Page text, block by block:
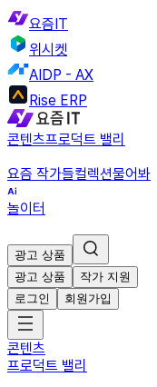
요즘IT
위시켓
AIDP - AX
Rise ERP
콘텐츠프로덕트 밸리
요즘 작가들컬렉션물어봐
놀이터
광고 상품
광고 상품
작가 지원
로그인
회원가입
콘텐츠
프로덕트 밸리